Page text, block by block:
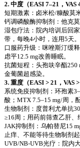
2. 中度（EASI 7–21，VAS
短期激素：卤米松/糠酸莫
钙调磷酸酶抑制剂：他克
湿包疗法：院内培训后回
带，每晚4小时，连用5天。
口服药升级：咪唑斯汀缓
虑平12.5 mg改善睡眠。
抗菌短程：头孢呋辛酯250
金葡菌超感染。
3. 重度（EASI > 21，VAS
系统免疫抑制剂：环孢素
酸；MTX 7.5–15 mg/周，
生物制剂：度普利尤单抗
≥16周；用药前筛查乙肝、
JAK抑制剂：乌帕替尼15
止痒、不能等待生物制剂
UVB/NB-UVB光疗：院内